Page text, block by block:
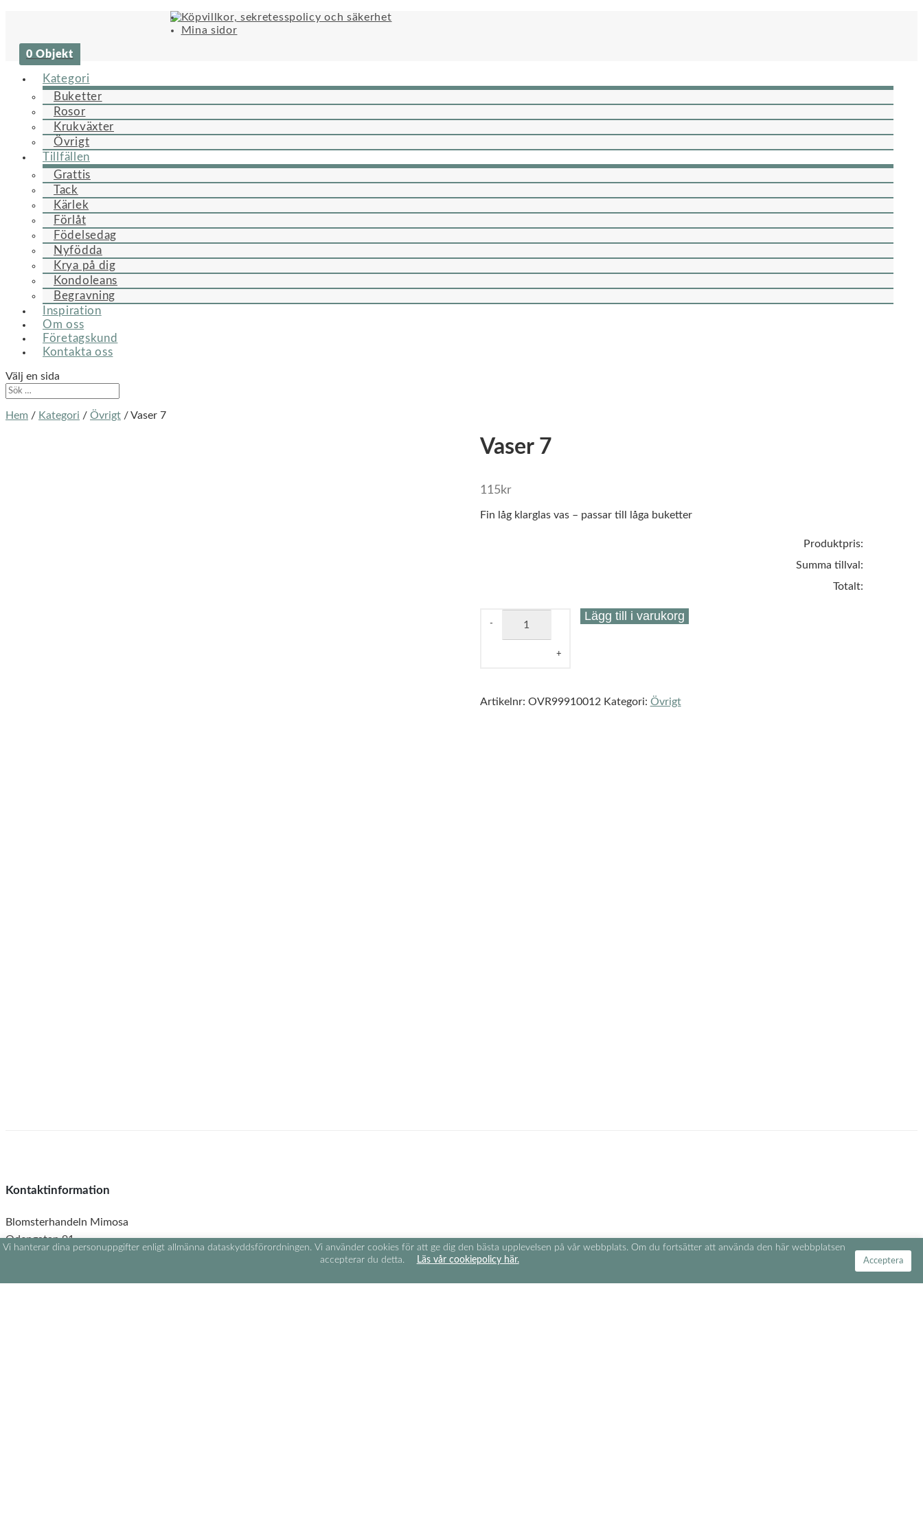
Köpvillkor, sekretesspolicy och säkerhet
Mina sidor
0 Objekt
Kategori
Buketter
Rosor
Krukväxter
Övrigt
Tillfällen
Grattis
Tack
Kärlek
Förlåt
Födelsedag
Nyfödda
Krya på dig
Kondoleans
Begravning
Inspiration
Om oss
Företagskund
Kontakta oss
Välj en sida
Hem / Kategori / Övrigt / Vaser 7
Vaser 7
115kr
Fin låg klarglas vas – passar till låga buketter
Produktpris:
Summa tillval:
Totalt:
Lägg till i varukorg
Artikelnr: OVR99910012 Kategori: Övrigt
Kontaktinformation
Blomsterhandeln Mimosa
Odengatan 91
Tel:+46 8-30 31 12
Acceptera
Vi hanterar dina personuppgifter enligt allmänna dataskyddsförordningen. Vi använder cookies för att ge dig den bästa upplevelsen på vår webbplats. Om du fortsätter att använda den här webbplatsen
accepterar du detta.
Läs vår cookiepolicy här.